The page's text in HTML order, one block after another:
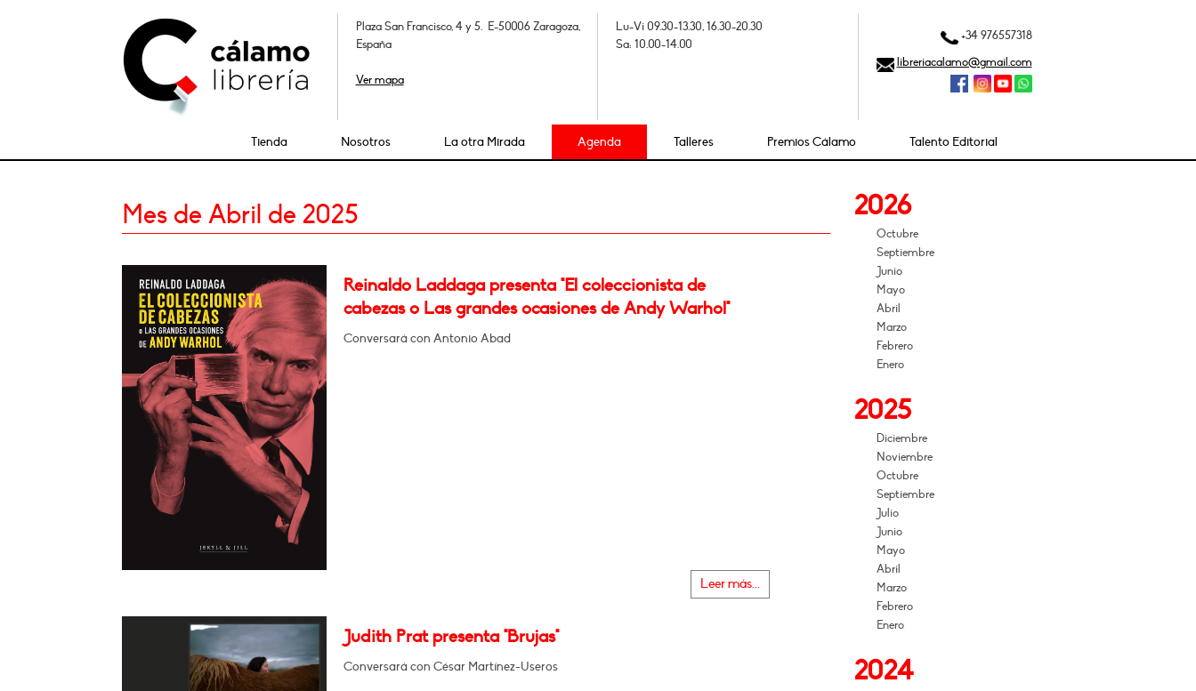
Plaza San Francisco, 4 y 5. E-50006 Zaragoza,
España
Ver mapa
Lu-Vi 09.30-13.30, 16.30-20.30
Sa: 10.00-14.00
+34 976557318
libreriacalamo@gmail.com
Tienda Nosotros La otra Mirada Agenda Talleres Premios Cálamo Talento Editorial
Mes de Abril de 2025
Reinaldo Laddaga presenta "El coleccionista de
cabezas o Las grandes ocasiones de Andy Warhol"
Conversará con Antonio Abad
Leer más...
Judith Prat presenta "Brujas"
Conversará con César Martínez-Useros
2026
Octubre
Septiembre
Junio
Mayo
Abril
Marzo
Febrero
Enero
2025
Diciembre
Noviembre
Octubre
Septiembre
Julio
Junio
Mayo
Abril
Marzo
Febrero
Enero
2024